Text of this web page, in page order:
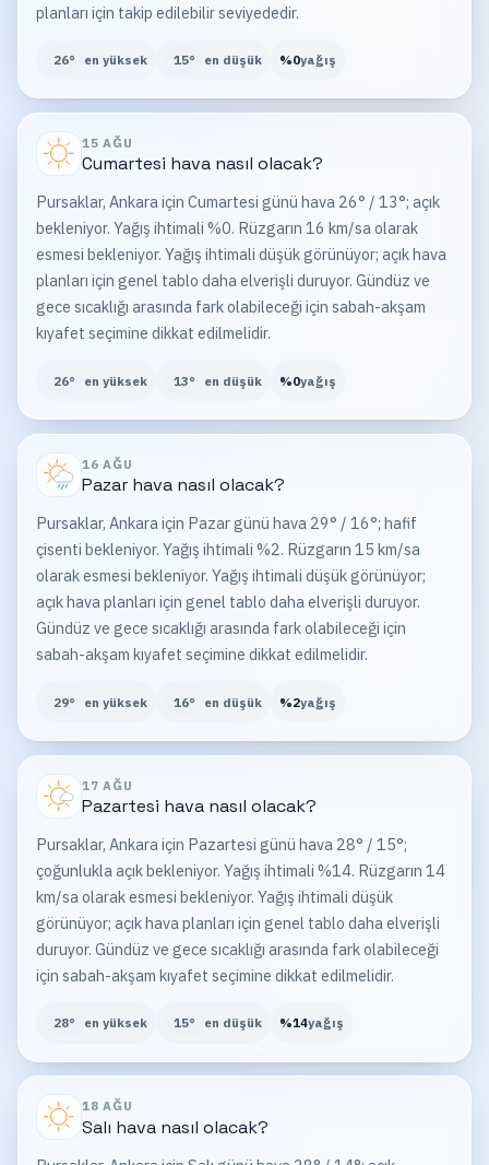
planları için takip edilebilir seviyededir.
26° en yüksek 15° en düşük %0yağış
15 AĞU
Cumartesi hava nasıl olacak?
Pursaklar, Ankara için Cumartesi günü hava 26° / 13°; açık
bekleniyor. Yağış ihtimali %0. Rüzgarın 16 km/sa olarak
esmesi bekleniyor. Yağış ihtimali düşük görünüyor; açık hava
planları için genel tablo daha elverişli duruyor. Gündüz ve
gece sıcaklığı arasında fark olabileceği için sabah-akşam
kıyafet seçimine dikkat edilmelidir.
26° en yüksek 13° en düşük %0yağış
16 AĞU
Pazarhava nasıl olacak?
Pursaklar, Ankara için Pazar günü hava 29° / 16°; hafif
çisenti bekleniyor. Yağış ihtimali %2. Rüzgarın 15 km/sa
olarak esmesi bekleniyor. Yağış ihtimali düşük görünüyor;
açık hava planları için genel tablo daha elverişli duruyor.
Gündüz ve gece sıcaklığı arasında fark olabileceği için
sabah-akşam kıyafet seçimine dikkat edilmelidir.
29° en yüksek 16° en düşük %2yağış
17 AĞU
Pazartesi hava nasıl olacak?
Pursaklar, Ankara için Pazartesi günü hava 28° / 15°;
çoğunlukla açık bekleniyor. Yağış ihtimali %14. Rüzgarın 14
km/sa olarak esmesi bekleniyor. Yağış ihtimali düşük
görünüyor; açık hava planları için genel tablo daha elverişli
duruyor. Gündüz ve gece sıcaklığı arasında fark olabileceği
için sabah-akşam kıyafet seçimine dikkat edilmelidir.
28° en yüksek 15° en düşük %14yağış
18 AĞU
Salı hava nasıl olacak?